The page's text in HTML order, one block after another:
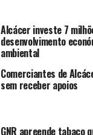
Alcácer investe 7
desenvolvimento
ambiental
Comerciantes de
sem receber apoios
GNR apreende tabaco